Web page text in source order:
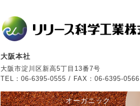
大阪本社
大阪市淀川区新高5丁目13番7号
TEL：06-6395-0555 / FAX：06-6395-0566
オーガニック